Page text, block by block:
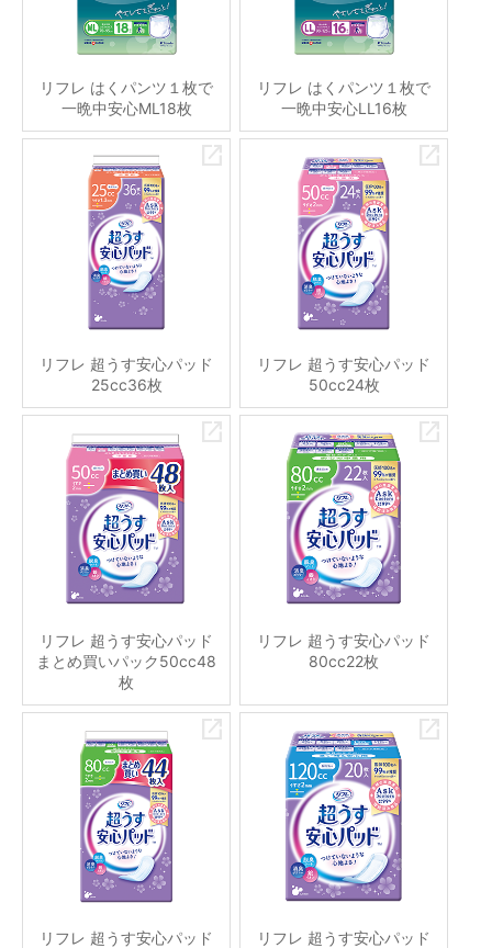
リフレ はくパンツ１枚で
一晩中安心ML18枚
リフレ はくパンツ１枚で
一晩中安心LL16枚
リフレ 超うす安心パッド
25cc36枚
リフレ 超うす安心パッド
50cc24枚
リフレ 超うす安心パッド
まとめ買いパック50cc48
枚
リフレ 超うす安心パッド
80cc22枚
リフレ 超うす安心パッド
リフレ 超うす安心パッド